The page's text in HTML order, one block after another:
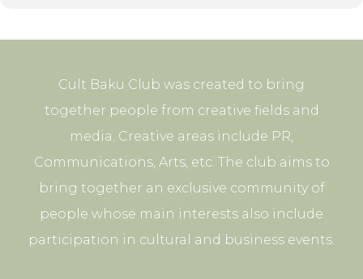
Cult Baku Club was created to bring
together people from creative fields and
media. Creative areas include PR,
Communications, Arts, etc. The club aims to
bring together an exclusive community of
people whose main interests also include
participation in cultural and business events.